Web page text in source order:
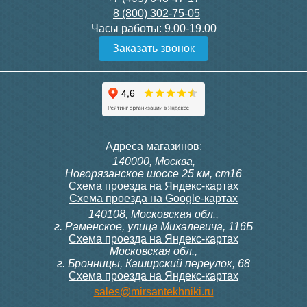
Конвектор ITT.080.200.1300
с решеткой GRILL.SGW-20-
Конвектор ITT.080.200.1000
с решеткой GRILL.SGW-20-
Конвектор ITT.080.200.1000
с решеткой GRILL.SGW-20-
Конвектор ITT.080.200.900 с
решеткой GRILL.SGA-20-
Подробнее Подробнее
100T, 230В (накладной,
расписание, упр.с пульта)
28 000
300, 230В (врезной - квадр.
коробка)
9 700
8 (800) 302-75-05
Часы работы: 9.00-19.00
Заказать звонок
Адреса магазинов:
140000, Москва,
Новорязанское шоссе 25 км, ст16
Схема проезда на Яндекс-картах
Схема проезда на Google-картах
140108, Московская обл.,
г. Раменское, улица Михалевича, 116Б
Схема проезда на Яндекс-картах
Московская обл.,
г. Бронницы, Каширский переулок, 68
Схема проезда на Яндекс-картах
sales@mirsantekhniki.ru